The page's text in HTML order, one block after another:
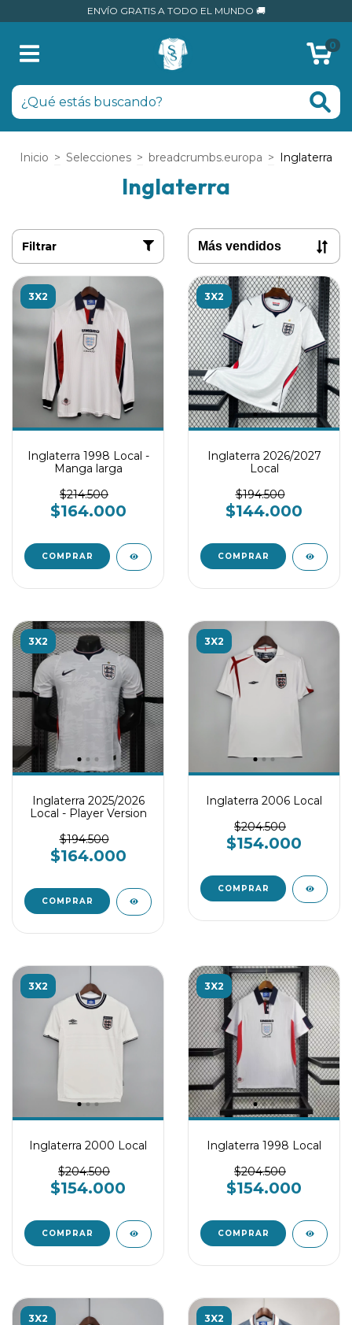
ENVÍO GRATIS A TODO EL MUNDO 🚚
0
Inicio > Selecciones > breadcrumbs.europa > Inglaterra
Inglaterra
Filtrar
3X2
Inglaterra 1998 Local -
Manga larga
$214.500
$164.000
COMPRAR
3X2
Inglaterra 2026/2027
Local
$194.500
$144.000
COMPRAR
3X2
Inglaterra 2025/2026
Local - Player Version
$194.500
$164.000
COMPRAR
3X2
Inglaterra 2006 Local
$204.500
$154.000
COMPRAR
3X2
Inglaterra 2000 Local
$204.500
$154.000
COMPRAR
3X2
Inglaterra 1998 Local
$204.500
$154.000
COMPRAR
3X2 3X2